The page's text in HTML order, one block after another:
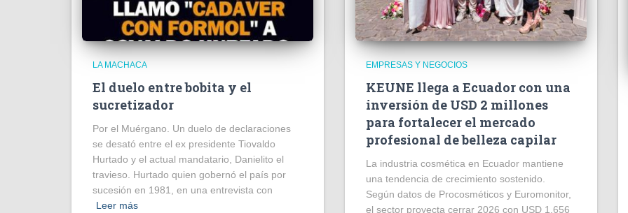
LA MACHACA
El duelo entre bobita y el
sucretizador
Por el Muérgano. Un duelo de declaraciones
se desató entre el ex presidente Tiovaldo
Hurtado y el actual mandatario, Danielito el
travieso. Hurtado quien gobernó el país por
sucesión en 1981, en una entrevista con
Leer más
EMPRESAS Y NEGOCIOS
KEUNE llega a Ecuador con una
inversión de USD 2 millones
para fortalecer el mercado
profesional de belleza capilar
La industria cosmética en Ecuador mantiene
una tendencia de crecimiento sostenido.
Según datos de Procosméticos y Euromonitor,
el sector proyecta cerrar 2026 con USD 1.656